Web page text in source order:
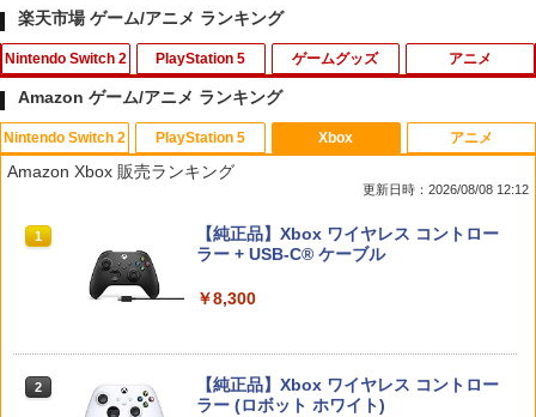
楽天市場 ゲーム/アニメ ランキング
Nintendo Switch 2
1
ポケモン 【Switch2】ぽこ あ ポケモン
[POT-P-AAB5A NSW2 ポコ ア ポケモン]
RD
PlayStation 5
1
鬼エイム 指サック ゲーム スマホ ゲーミ
ング FPS 音ゲー 荒野行動 PUBG Apex
CoD 高感度 銀繊維 手汗対策 鬼サック 6
￥1,280
ルプレイング・ゲーム
ゲームグッズ
1 【中古】グレイテストナイン
- Switch
￥1,253
アニメ
1
【中古】2．カンフー・パンダ 3Dスーパ
ーセット 【ブルーレイ】／ジャック・ブ
ラックブルーレイ／海外アニメ・定番ス
￥789
ンタル落ち
Amazon ゲーム/アニメ ランキング
Nintendo Switch 2
1
スプラトゥーン レイダース|オンライン
コード版
￥5,832
スプラトゥーン レイダース -Switch2
PlayStation 5
1
PlayStation 5 デジタル・エディション
日本語専用 Console Language: Japan
Beast of Reincarnation -PS5 【特典】
Xbox
Amazon Xbox 販売ランキング
更新日時：2026/08/08 12:12
1
【純正品】Xbox ワイヤレス コントロー
ラー + USB-C® ケーブル
￥8,300
2
【純正品】Xbox ワイヤレス コントロー
ラー (ロボット ホワイト)
アニメ